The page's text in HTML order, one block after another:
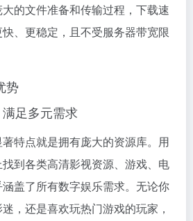
的文件准备和传输过程，下载速
、更稳定，且不受服务器带宽限
势
满足多元需求
特点就是拥有庞大的资源库。用
到各类高清影视资源、游戏、电
盖了所有数字娱乐需求。无论你
，还是喜欢玩热门游戏的玩家，